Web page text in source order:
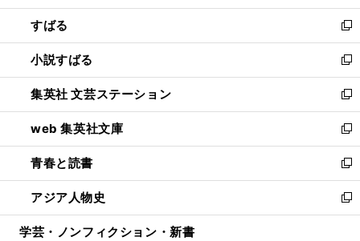
開
く
ウ
で
開
く
ン
ド
ウ
で
開
く
すばる
新
し
い
ウ
ィ
ン
ド
ウ
で
開
く
小説すばる
新
し
い
ウ
ィ
ン
ド
ウ
で
開
集英社 文芸ステーション
新
し
い
ウ
ィ
ン
ド
ウ
web 集英社文庫
新
し
い
ウ
ィ
ン
青春と読書
新
し
い
ウ
アジア人物史
新
し
学芸・ノンフィクション・新書